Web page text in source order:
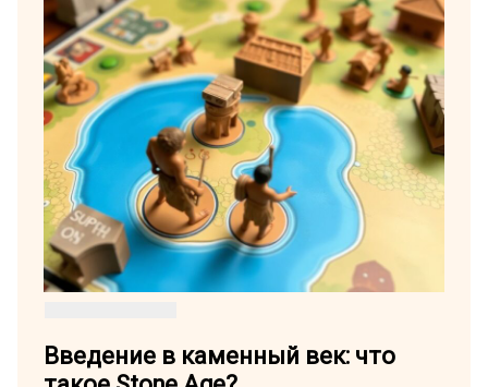
Введение в каменный век: что